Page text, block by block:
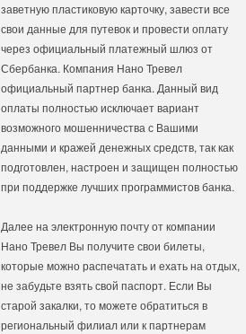
заветную пластиковую карточку, завести все
свои данные для путевок и провести оплату
через официальный платежный шлюз от
Сбербанка. Компания Нано Тревел
официальный партнер банка. Данный вид
оплаты полностью исключает вариант
возможного мошенничества с Вашими
данными и кражей денежных средств, так как
подготовлен, настроен и защищен полностью
при поддержке лучших программистов банка.
Далее на электронную почту от компании
Нано Тревел Вы получите свои билеты,
которые можно распечатать и ехать на отдых,
не забудьте взять свой паспорт. Если Вы
старой закалки, то можете обратиться в
региональный филиал или к партнерам